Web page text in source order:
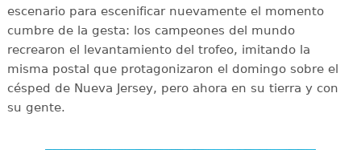
escenario para escenificar nuevamente el momento
cumbre de la gesta: los campeones del mundo
recrearon el levantamiento del trofeo, imitando la
misma postal que protagonizaron el domingo sobre el
césped de Nueva Jersey, pero ahora en su tierra y con
su gente.